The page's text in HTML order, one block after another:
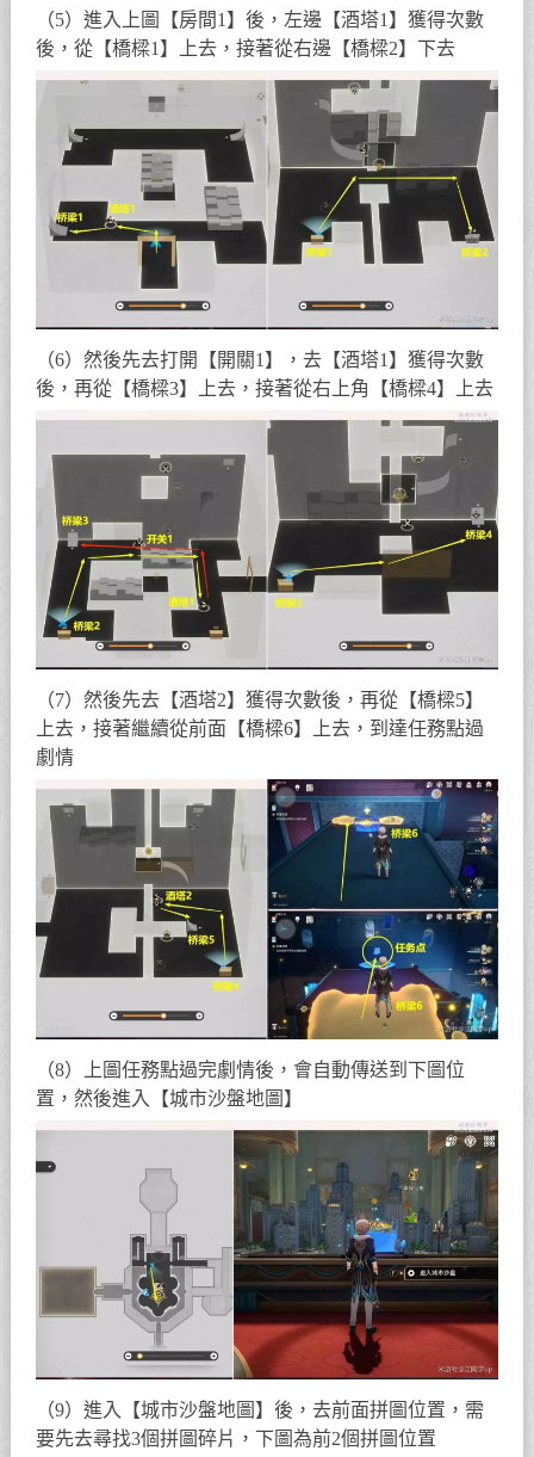
（5）進入上圖【房間1】後，左邊【酒塔1】獲得次數
後，從【橋樑1】上去，接著從右邊【橋樑2】下去
（6）然後先去打開【開關1】，去【酒塔1】獲得次數
後，再從【橋樑3】上去，接著從右上角【橋樑4】上去
（7）然後先去【酒塔2】獲得次數後，再從【橋樑5】
上去，接著繼續從前面【橋樑6】上去，到達任務點過
劇情
（8）上圖任務點過完劇情後，會自動傳送到下圖位
置，然後進入【城市沙盤地圖】
（9）進入【城市沙盤地圖】後，去前面拼圖位置，需
要先去尋找3個拼圖碎片，下圖為前2個拼圖位置